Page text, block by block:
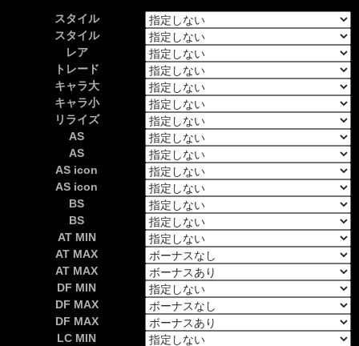
スタイル
スタイル
レア
トレード
キャラ大
キャラ小
リライズ
AS
AS
AS icon
AS icon
BS
BS
AT MIN
AT MAX
AT MAX
DF MIN
DF MAX
DF MAX
LC MIN